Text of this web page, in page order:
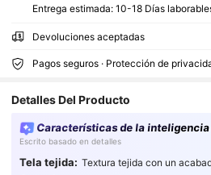
Entrega estimada: 10-18 Días
Devoluciones aceptadas
Pagos seguros · Protección de
Detalles Del Producto
Características de la
Escrito basado en detalles
Tela tejida: Textura tejida con un